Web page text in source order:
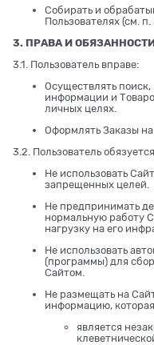
Собирать и
Пользователях (см. п.
3. ПРАВА И
3.1. Пользователь вправе:
Осуществлять
информации и
личных целях.
Оформлять Заказы
3.2. Пользователь
Не использовать
запрещенных целей.
Не предпринимать
нормальную работу
нагрузку на его
Не использовать
(программы) для
Сайтом.
Не размещать на
информацию,
является